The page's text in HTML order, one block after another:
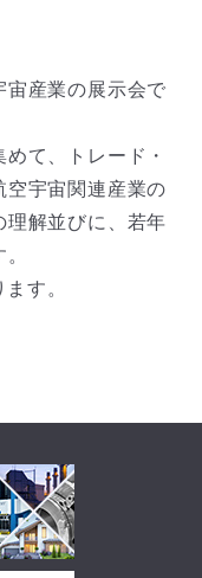
産業の展示会で
て、トレード・
宇宙関連産業の
解並びに、若年
す。